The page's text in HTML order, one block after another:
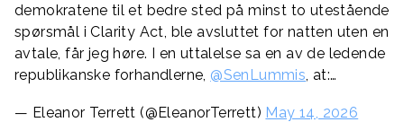
demokratene til et bedre sted på minst to utestående
spørsmål i Clarity Act, ble avsluttet for natten uten en
avtale, får jeg høre. I en uttalelse sa en av de ledende
republikanske forhandlerne, @SenLummis, at:…
— Eleanor Terrett (@EleanorTerrett) May 14, 2026